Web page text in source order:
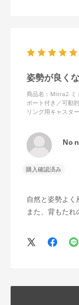
キャスターは
思います。良い
姿勢が良く
商品名：Mitra2 ミ
ポート付き／可動
リング用キャスター
No
購入確認済み
自然と姿勢よく
また、背もたれ